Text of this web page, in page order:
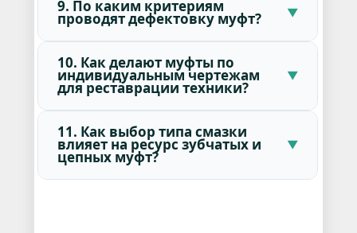
9. По каким критериям
проводят дефектовку муфт?
10. Как делают муфты по
индивидуальным чертежам
для реставрации техники?
11. Как выбор типа смазки
влияет на ресурс зубчатых и
цепных муфт?